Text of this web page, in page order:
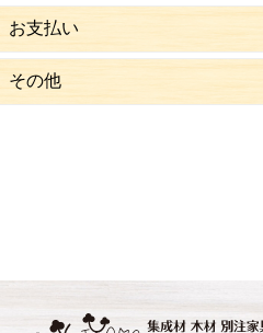
お支払い
その他